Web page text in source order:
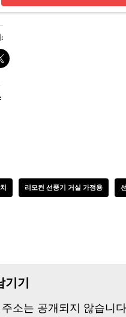
리모컨 선풍기 거실 가정용
기기
소는 공개되지 않습니